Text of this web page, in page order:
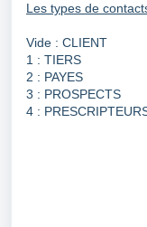
Les types de
Vide : CLIENT
1 : TIERS
2 : PAYES
3 : PROSPECTS
4 :